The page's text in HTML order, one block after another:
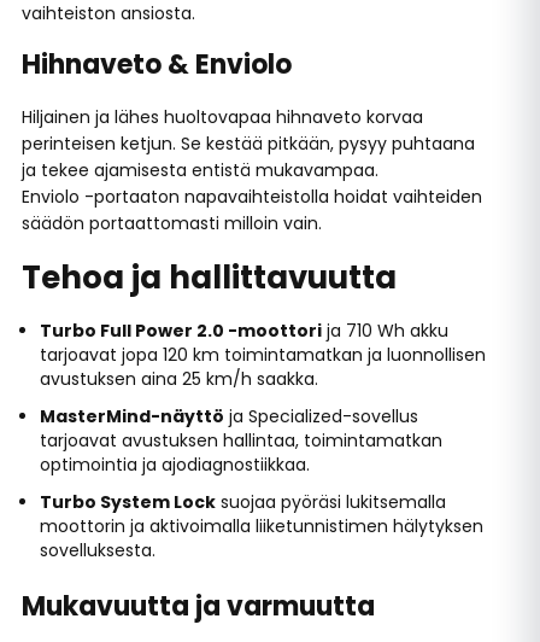
vaihteiston ansiosta.
Hihnaveto & Enviolo
Hiljainen ja lähes huoltovapaa hihnaveto korvaa
perinteisen ketjun. Se kestää pitkään, pysyy puhtaana
ja tekee ajamisesta entistä mukavampaa.
Enviolo -portaaton napavaihteistolla hoidat vaihteiden
säädön portaattomasti milloin vain.
Tehoa ja hallittavuutta
Turbo Full Power 2.0 -moottori ja 710 Wh akku
tarjoavat jopa 120 km toimintamatkan ja luonnollisen
avustuksen aina 25 km/h saakka.
MasterMind-näyttö ja Specialized-sovellus
tarjoavat avustuksen hallintaa, toimintamatkan
optimointia ja ajodiagnostiikkaa.
Turbo System Lock suojaa pyöräsi lukitsemalla
moottorin ja aktivoimalla liiketunnistimen hälytyksen
sovelluksesta.
Mukavuutta ja varmuutta